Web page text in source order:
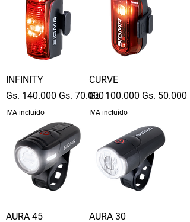
INFINITY
Precio
Gs. 140.000 Precio de oferta
Gs. 70.000
IVA incluido
CURVE
Precio
Gs. 100.000 Precio de
Gs. 50.000
IVA incluido
AURA 45
AURA 30